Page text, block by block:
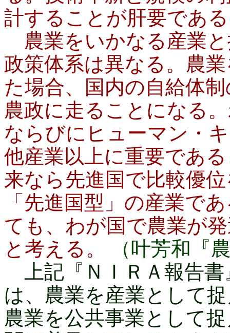
計することが肝要であ
農業をいかなる産業
政策体系は異なる。農
た場合、国内の自給体
農政に走ることになる
ならびにヒューマン・
他産業以上に重要であ
来なら先進国で比較優
「先進国型」の産業で
ても、わが国で農業が
と考える。
（叶芳和『
上記『ＮＩＲＡ報告書
は、農業を産業として
農業を公共事業として